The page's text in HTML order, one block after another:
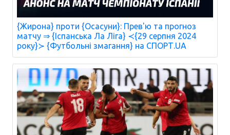
{Жирона} проти {Осасуни}: Прев'ю та прогноз
матчу ⇒ {Іспанська Ла Ліга} ≺{29 серпня 2024
року}≻ {Футбольні змагання} на СПОРТ.UA